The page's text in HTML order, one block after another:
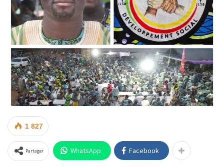
1 827
Partager WhatsApp Facebook